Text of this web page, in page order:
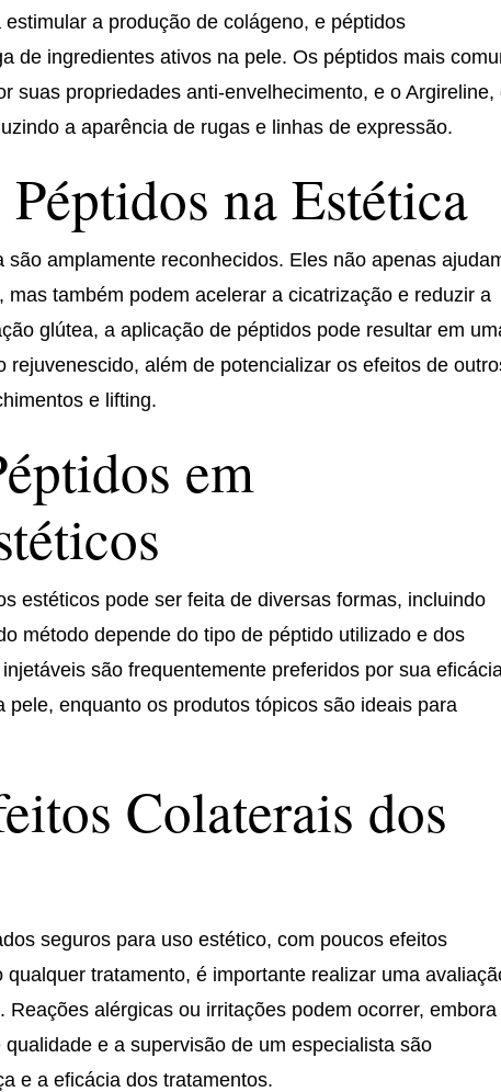
a produção de colágeno, e péptidos
de ingredientes ativos na pele. Os péptidos mais
suas propriedades anti-envelhecimento, e o Argireline,
a aparência de rugas e linhas de expressão.
na Estética
amplamente reconhecidos. Eles não apenas
também podem acelerar a cicatrização e reduzir a
glútea, a aplicação de péptidos pode resultar em
rejuvenescido, além de potencializar os efeitos de
e lifting.
em
estéticos pode ser feita de diversas formas, incluindo
método depende do tipo de péptido utilizado e dos
são frequentemente preferidos por sua
enquanto os produtos tópicos são ideais para
Colaterais dos
seguros para uso estético, com poucos efeitos
tratamento, é importante realizar uma
alérgicas ou irritações podem ocorrer, embora
e a supervisão de um especialista são
e a eficácia dos tratamentos.